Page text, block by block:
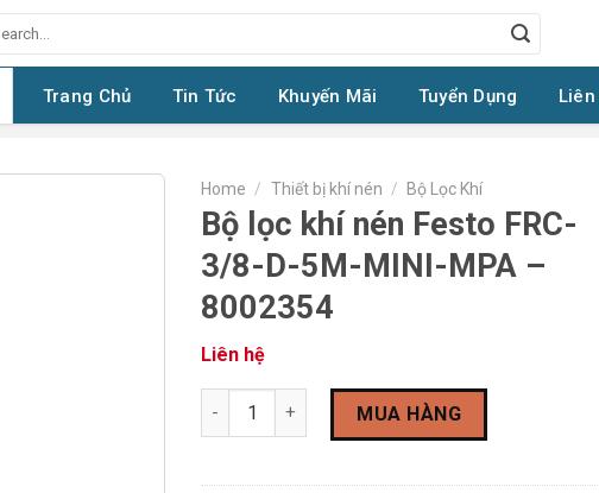
Trang Chủ Tin Tức Khuyến Mãi Tuyển Dụng Liên
Home / Thiết bị khí nén / Bộ Lọc Khí
Bộ lọc khí nén Festo FRC-
3/8-D-5M-MINI-MPA –
8002354
Liên hệ
Bộ lọc khí nén Festo FRC-3/8-D-5M-MINI-MPA -
MUA HÀNG